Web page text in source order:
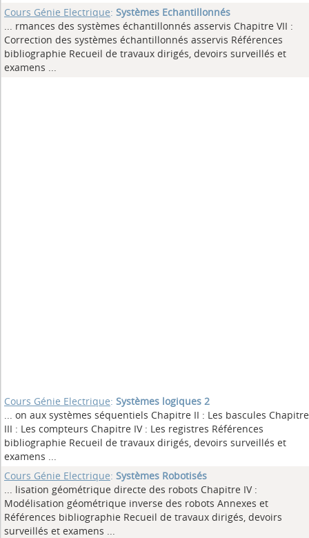
Cours Génie Electrique: Systèmes Echantillonnés
... rmances des systèmes échantillonnés asservis Chapitre VII :
Correction des systèmes échantillonnés asservis Références
bibliographie Recueil de travaux dirigés, devoirs surveillés et
examens ...
Cours Génie Electrique: Systèmes logiques 2
... on aux systèmes séquentiels Chapitre II : Les bascules Chapitre
III : Les compteurs Chapitre IV : Les registres Références
bibliographie Recueil de travaux dirigés, devoirs surveillés et
examens ...
Cours Génie Electrique: Systèmes Robotisés
... lisation géométrique directe des robots Chapitre IV :
Modélisation géométrique inverse des robots Annexes et
Références bibliographie Recueil de travaux dirigés, devoirs
surveillés et examens ...